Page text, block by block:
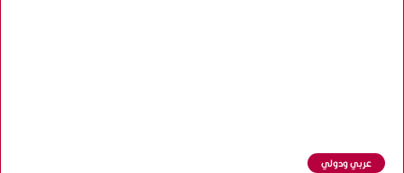
عربي ودولي